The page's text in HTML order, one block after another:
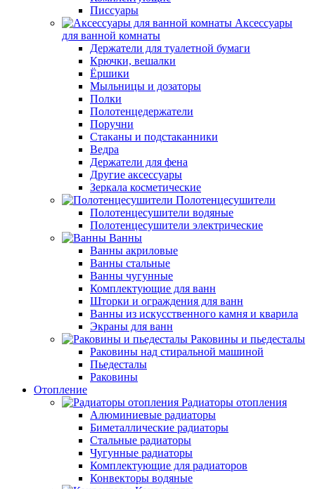
Писсуары
Аксессуары
для ванной комнаты
Держатели для туалетной бумаги
Крючки, вешалки
Ёршики
Мыльницы и дозаторы
Полки
Полотенцедержатели
Поручни
Стаканы и подстаканники
Ведра
Держатели для фена
Другие аксессуары
Зеркала косметические
Полотенцесушители
Полотенцесушители водяные
Полотенцесушители электрические
Ванны
Ванны акриловые
Ванны стальные
Ванны чугунные
Комплектующие для ванн
Шторки и ограждения для ванн
Ванны из искусственного камня и кварила
Экраны для ванн
Раковины и пьедесталы
Раковины над стиральной машиной
Пьедесталы
Раковины
Отопление
Радиаторы отопления
Алюминиевые радиаторы
Биметаллические радиаторы
Стальные радиаторы
Чугунные радиаторы
Комплектующие для радиаторов
Конвекторы водяные